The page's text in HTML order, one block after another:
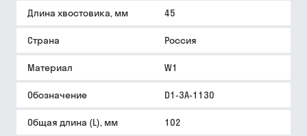
Длина хвостовика, мм 45
Страна Россия
Материал W1
Обозначение D1-3A-1130
Общая длина (L), мм 102